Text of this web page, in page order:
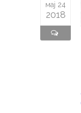
мај 24
2018